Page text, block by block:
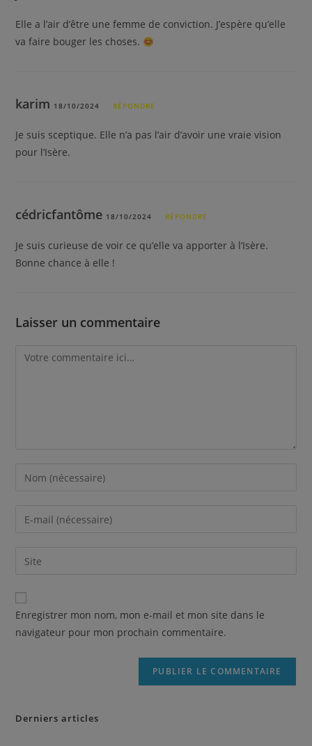
Elle a l’air d’être une femme de conviction. J’espère qu’elle
va faire bouger les choses.
karim 18/10/2024 RÉPONDRE
Je suis sceptique. Elle n’a pas l’air d’avoir une vraie vision
pour l’Isère.
cédricfantôme 18/10/2024 RÉPONDRE
Je suis curieuse de voir ce qu’elle va apporter à l’Isère.
Bonne chance à elle !
Laisser un commentaire
Enregistrer mon nom, mon e-mail et mon site dans le
navigateur pour mon prochain commentaire.
Derniers articles